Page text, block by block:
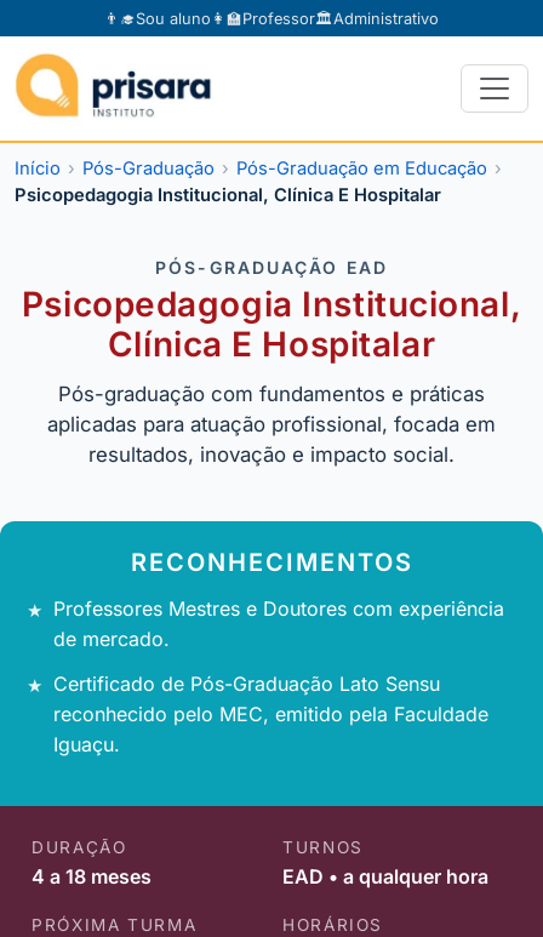
👨‍🎓Sou aluno 👩‍🏫Professor🏛️Administrativo
Início Pós-Graduação
Pós-Graduação em Educação
Psicopedagogia Institucional, Clínica E Hospitalar
PÓS-GRADUAÇÃO EAD
Psicopedagogia Institucional,
Clínica E Hospitalar
Pós-graduação com fundamentos e práticas
aplicadas para atuação profissional, focada em
resultados, inovação e impacto social.
RECONHECIMENTOS
Professores Mestres e Doutores com experiência
de mercado.
Certificado de Pós-Graduação Lato Sensu
reconhecido pelo MEC, emitido pela Faculdade
Iguaçu.
DURAÇÃO
4 a 18 meses
TURNOS
EAD • a qualquer hora
PRÓXIMA TURMA HORÁRIOS